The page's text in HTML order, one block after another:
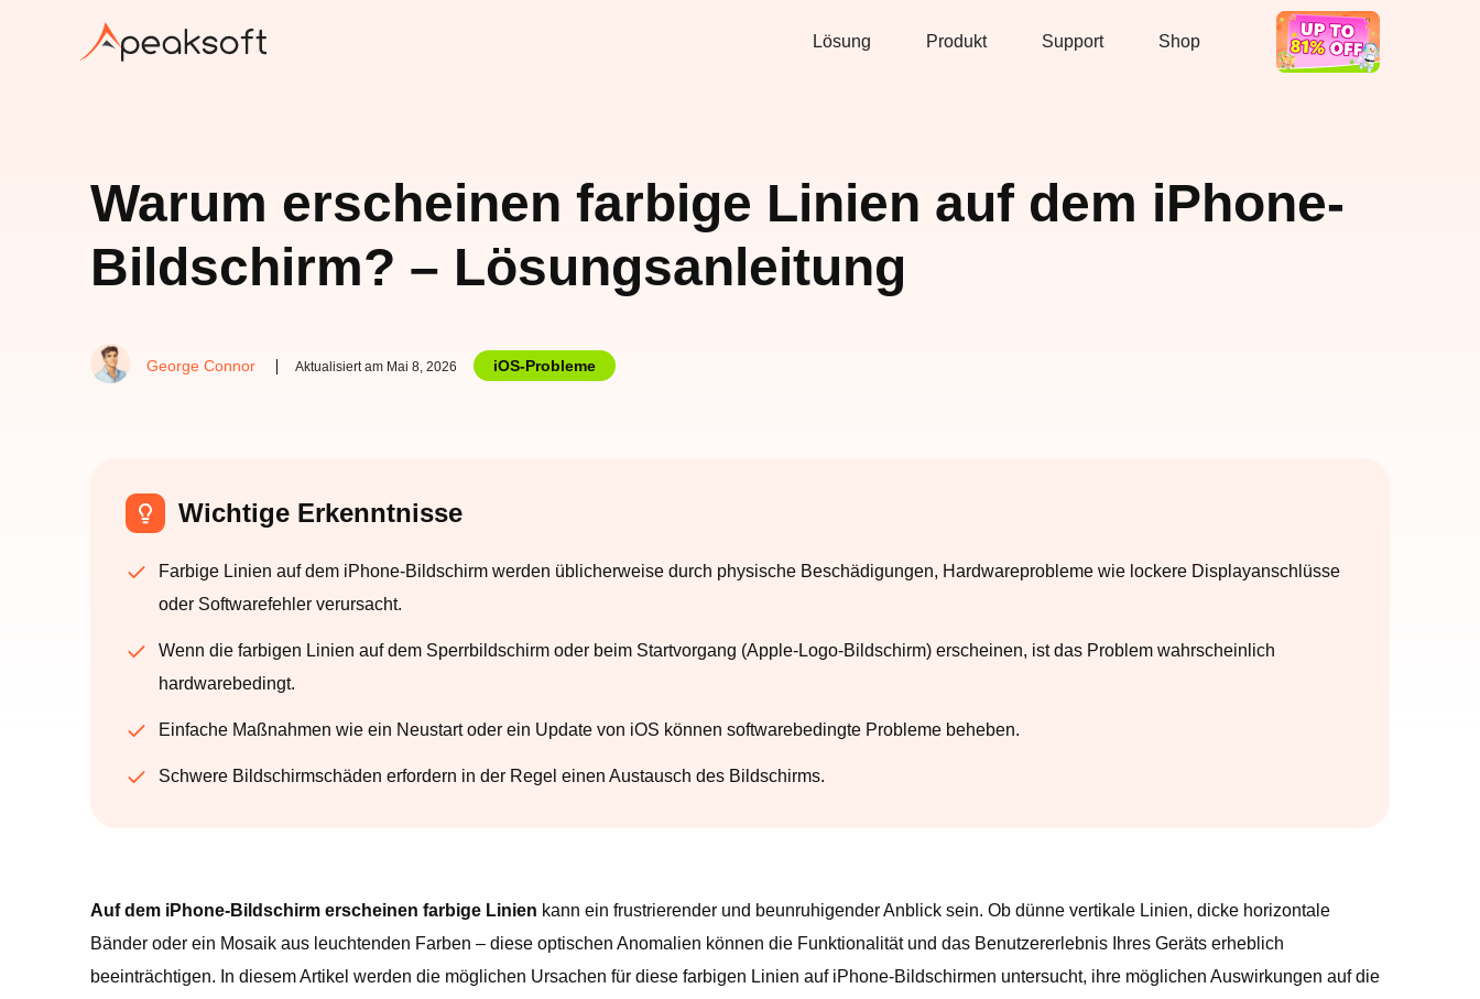
Lösung Produkt Support Shop
Hot Deal
Warum erscheinen farbige Linien auf dem iPhone-
Bildschirm? – Lösungsanleitung
George Connor Aktualisiert am Mai 8, 2026 iOS-Probleme
Wichtige Erkenntnisse
Farbige Linien auf dem iPhone-Bildschirm werden üblicherweise durch physische Beschädigungen, Hardwareprobleme wie lockere Displayanschlüsse
oder Softwarefehler verursacht.
Wenn die farbigen Linien auf dem Sperrbildschirm oder beim Startvorgang (Apple-Logo-Bildschirm) erscheinen, ist das Problem wahrscheinlich
hardwarebedingt.
Einfache Maßnahmen wie ein Neustart oder ein Update von iOS können softwarebedingte Probleme beheben.
Schwere Bildschirmschäden erfordern in der Regel einen Austausch des Bildschirms.
Auf dem iPhone-Bildschirm erscheinen farbige Linien kann ein frustrierender und beunruhigender Anblick sein. Ob dünne vertikale Linien, dicke horizontale
Bänder oder ein Mosaik aus leuchtenden Farben – diese optischen Anomalien können die Funktionalität und das Benutzererlebnis Ihres Geräts erheblich
beeinträchtigen. In diesem Artikel werden die möglichen Ursachen für diese farbigen Linien auf iPhone-Bildschirmen untersucht, ihre möglichen Auswirkungen auf die